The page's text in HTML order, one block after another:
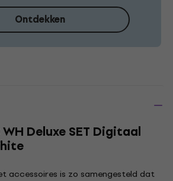
Ontdekken
Deluxe SET Digitaal
accessoires is zo samengesteld dat